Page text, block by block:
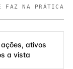
FAZ NA PRÁTICA
ativos
a vista